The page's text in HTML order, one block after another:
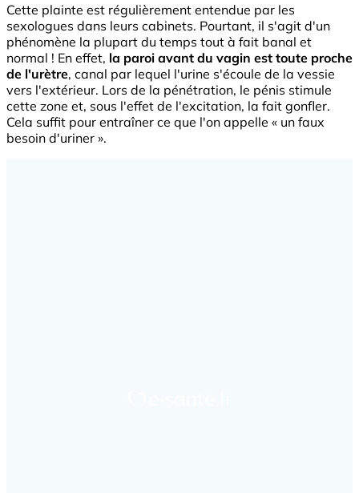
Cette plainte est régulièrement entendue par les
sexologues dans leurs cabinets. Pourtant, il s'agit d'un
phénomène la plupart du temps tout à fait banal et
normal ! En effet, la paroi avant du vagin est toute proche
de l'urètre, canal par lequel l'urine s'écoule de la vessie
vers l'extérieur. Lors de la pénétration, le pénis stimule
cette zone et, sous l'effet de l'excitation, la fait gonfler.
Cela suffit pour entraîner ce que l'on appelle « un faux
besoin d'uriner ».